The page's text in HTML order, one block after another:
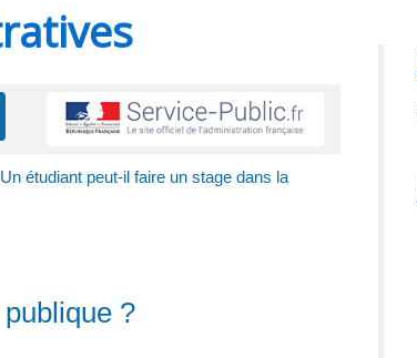
Un étudiant peut-il faire un stage dans la
?